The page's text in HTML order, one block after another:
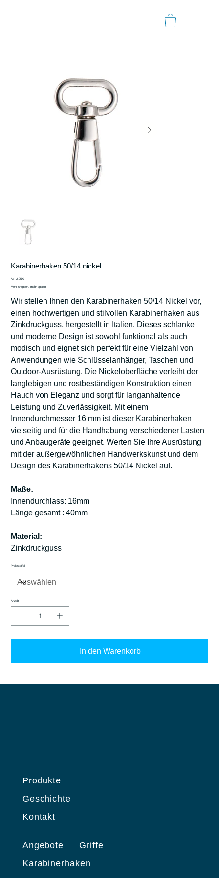
Karabinerhaken 50/14 nickel
Ab Preis
2,95 €
Mehr shoppen, mehr sparen
Wir stellen Ihnen den Karabinerhaken 50/14 Nickel vor,
einen hochwertigen und stilvollen Karabinerhaken aus
Zinkdruckguss, hergestellt in Italien. Dieses schlanke
und moderne Design ist sowohl funktional als auch
modisch und eignet sich perfekt für eine Vielzahl von
Anwendungen wie Schlüsselanhänger, Taschen und
Outdoor-Ausrüstung. Die Nickeloberfläche verleiht der
langlebigen und rostbeständigen Konstruktion einen
Hauch von Eleganz und sorgt für langanhaltende
Leistung und Zuverlässigkeit. Mit einem
Innendurchmesser 16 mm ist dieser Karabinerhaken
vielseitig und für die Handhabung verschiedener Lasten
und Anbaugeräte geeignet. Werten Sie Ihre Ausrüstung
mit der außergewöhnlichen Handwerkskunst und dem
Design des Karabinerhakens 50/14 Nickel auf.
Maße:
Innendurchlass: 16mm
Länge gesamt : 40mm
Material:
Zinkdruckguss
Preisstaffel
Anzahl
In den Warenkorb
Produkte
Geschichte
Kontakt
Angebote
Griffe
Karabinerhaken